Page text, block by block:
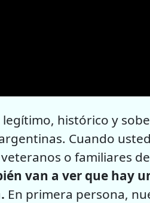
histórico y
Cuando
o familiares
van a ver que hay
En primera persona,